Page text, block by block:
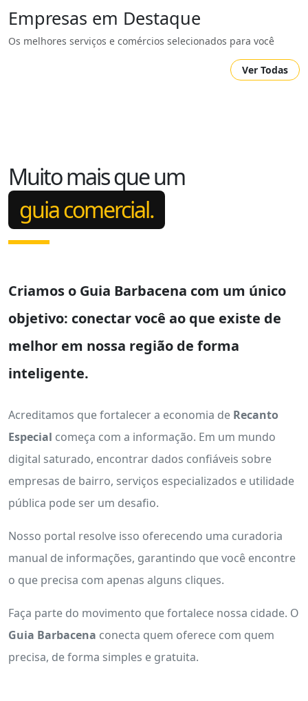
Empresas em Destaque
Os melhores serviços e comércios selecionados para você
Ver Todas
Muito mais que um
guia comercial.
Criamos o Guia Barbacena com um único
objetivo: conectar você ao que existe de
melhor em nossa região de forma
inteligente.
Acreditamos que fortalecer a economia de Recanto
Especial começa com a informação. Em um mundo
digital saturado, encontrar dados confiáveis sobre
empresas de bairro, serviços especializados e utilidade
pública pode ser um desafio.
Nosso portal resolve isso oferecendo uma curadoria
manual de informações, garantindo que você encontre
o que precisa com apenas alguns cliques.
Faça parte do movimento que fortalece nossa cidade. O
Guia Barbacena conecta quem oferece com quem
precisa, de forma simples e gratuita.